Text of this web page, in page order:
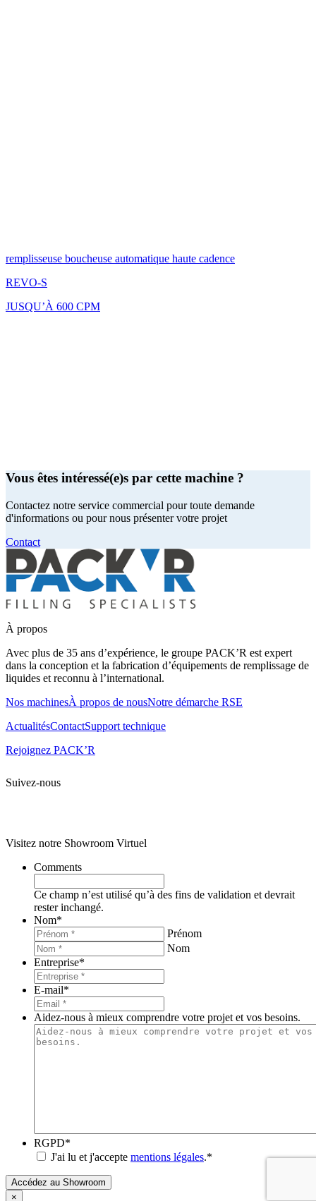
remplisseuse boucheuse automatique haute cadence
REVO-S
JUSQU’À 600 CPM
Vous êtes intéressé(e)s par cette machine ?
Contactez notre service commercial pour toute demande
d'informations ou pour nous présenter votre projet
Contact
À propos
Avec plus de 35 ans d’expérience, le groupe PACK’R est expert
dans la conception et la fabrication d’équipements de remplissage de
liquides et reconnu à l’international.
Nos machinesÀ propos de nousNotre démarche RSE
ActualitésContactSupport technique
Rejoignez PACK’R
Suivez-nous
Visitez notre Showroom Virtuel
Comments
Ce champ n’est utilisé qu’à des fins de validation et devrait
rester inchangé.
Nom*
Prénom
Nom
Entreprise*
E-mail*
Aidez-nous à mieux comprendre votre projet et vos besoins.
RGPD*
J'ai lu et j'accepte mentions légales.*
Accédez au Showroom
×